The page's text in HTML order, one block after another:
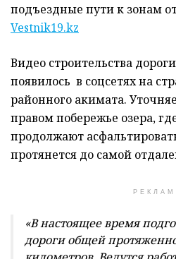
подъездные пути к зонам
Vestnik19.kz
Видео строительства
появилось в соцсетях на
районного акимата.
правом побережье озера,
продолжают
протянется до самой
«В настоящее время
дороги общей